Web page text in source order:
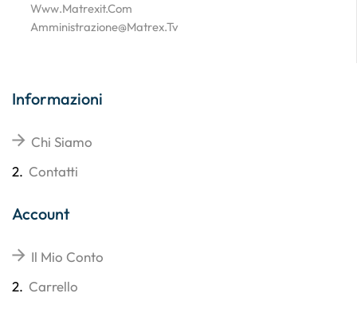
Www.matrexit.com
Amministrazione@matrex.tv
Informazioni
Chi Siamo
2. Contatti
Account
Il Mio Conto
2. Carrello